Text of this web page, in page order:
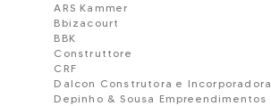
ARS Kammer
Bbizacourt
BBK
Construttore
CRF
Dalcon Construtora e Incorporadora
Depinho & Sousa Empreendimentos